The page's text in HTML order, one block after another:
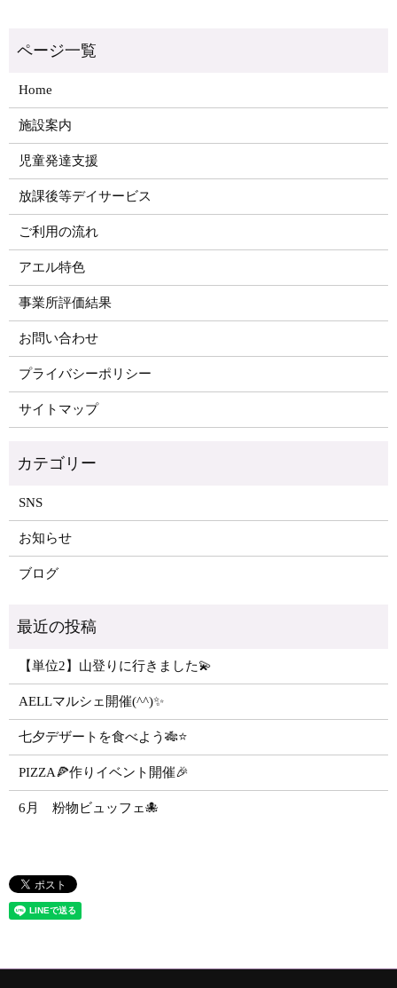
Home
施設案内
児童発達支援
放課後等デイサービス
ご利用の流れ
アエル特色
事業所評価結果
お問い合わせ
プライバシーポリシー
サイトマップ
SNS
お知らせ
ブログ
【単位2】山登りに行きました💫
AELLマルシェ開催(^^)✨
七夕デザートを食べよう🎋⭐️
PIZZA🍕作りイベント開催🎉
6月 粉物ビュッフェ🐙